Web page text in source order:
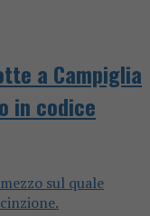
a Campiglia
in codice
sul quale